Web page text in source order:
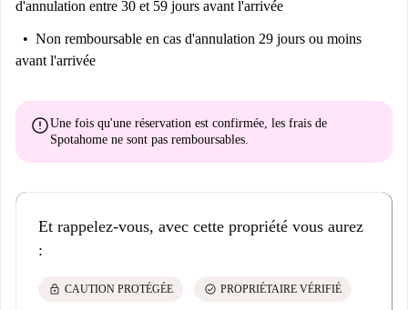
d'annulation entre 30 et 59 jours avant l'arrivée
Non remboursable en cas d'annulation 29 jours ou moins
avant l'arrivée
errorUne fois qu'une réservation est confirmée, les frais de
Spotahome ne sont pas remboursables.
Et rappelez-vous, avec cette propriété vous aurez
:
lock CAUTION PROTÉGÉE check_circle PROPRIÉTAIRE VÉRIFIÉ